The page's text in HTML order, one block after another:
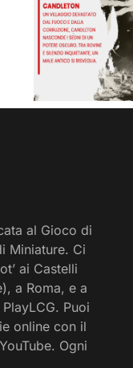
al Gioco di
Miniature. Ci
ai Castelli
a Roma, e a
Puoi
online con il
Ogni